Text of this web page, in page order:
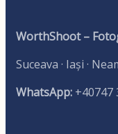
WorthShoot –
Suceava · Iași ·
WhatsApp: +40747